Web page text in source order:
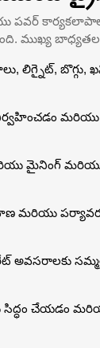
పవర్
ముఖ్య
లిగ్నైట్, బొగ్గు,
మరియు
మైనింగ్ మరియు
మరియు
అవసరాలకు
చేయడం